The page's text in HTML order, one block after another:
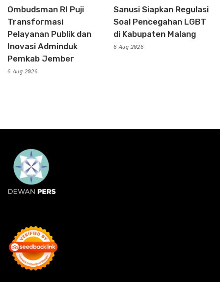
Ombudsman RI Puji
Transformasi
Pelayanan Publik dan
Inovasi Adminduk
Pemkab Jember
6 Aug 2026
Sanusi Siapkan Regulasi
Soal Pencegahan LGBT
di Kabupaten Malang
6 Aug 2026